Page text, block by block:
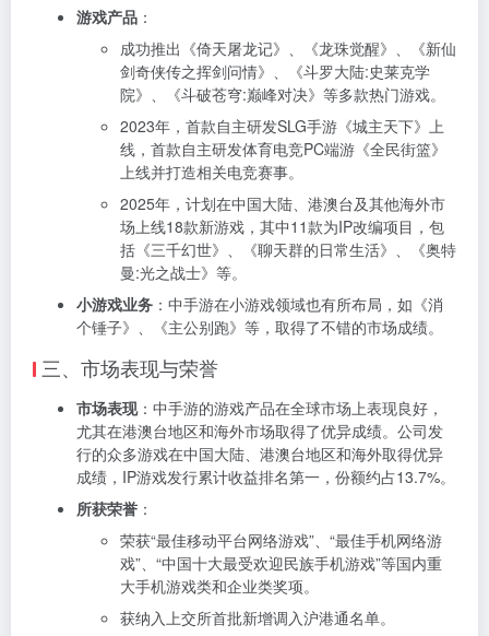
游戏产品 ：
成功推出《倚天屠龙记》、《龙珠觉醒》、《新仙
剑奇侠传之挥剑问情》、《斗罗大陆:史莱克学
院》、《斗破苍穹:巅峰对决》等多款热门游戏。
2023年，首款自主研发SLG手游《城主天下》上
线，首款自主研发体育电竞PC端游《全民街篮》
上线并打造相关电竞赛事。
2025年，计划在中国大陆、港澳台及其他海外市
场上线18款新游戏，其中11款为IP改编项目，包
括《三千幻世》、《聊天群的日常生活》、《奥特
曼:光之战士》等。
小游戏业务 ：中手游在小游戏领域也有所布局，如《消
个锤子》、《主公别跑》等，取得了不错的市场成绩。
三、市场表现与荣誉
市场表现：中手游的游戏产品在全球市场上表现良好，
尤其在港澳台地区和海外市场取得了优异成绩。公司发
行的众多游戏在中国大陆、港澳台地区和海外取得优异
成绩，IP游戏发行累计收益排名第一，份额约占13.7%。
所获荣誉 ：
荣获“最佳移动平台网络游戏”、“最佳手机网络游
戏”、“中国十大最受欢迎民族手机游戏”等国内重
大手机游戏类和企业类奖项。
获纳入上交所首批新增调入沪港通名单。